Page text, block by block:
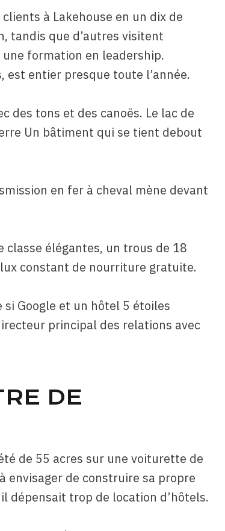
à Lakehouse en un dix de
tandis que d’autres visitent
formation en leadership.
est entier presque toute l’année.
des tons et des canoës. Le lac de
Un bâtiment qui se tient debout
en fer à cheval mène devant
classe élégantes, un trous de 18
constant de nourriture gratuite.
Google et un hôtel 5 étoiles
principal des relations avec
DE
de 55 acres sur une voiturette de
envisager de construire sa propre
dépensait trop de location d’hôtels.